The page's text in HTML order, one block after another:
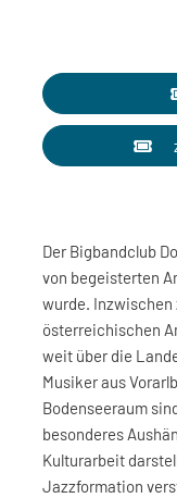
Der Bigbandclub
von begeisterten
wurde. Inzwischen
österreichischen
weit über die
Musiker aus
Bodenseeraum
besonderes
Kulturarbeit
Jazzformation